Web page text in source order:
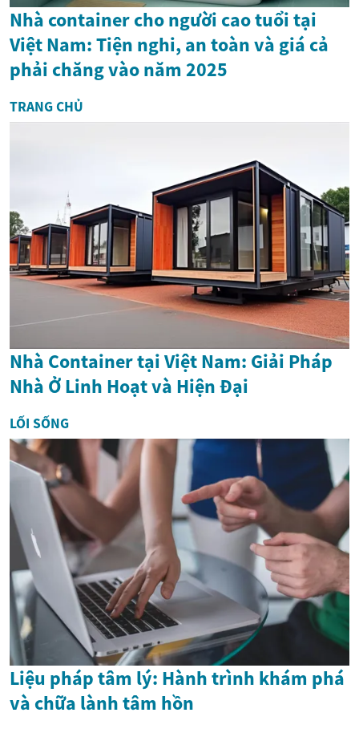
Nhà container cho người cao tuổi tại
Việt Nam: Tiện nghi, an toàn và giá cả
phải chăng vào năm 2025
TRANG CHỦ
Nhà Container tại Việt Nam: Giải Pháp
Nhà Ở Linh Hoạt và Hiện Đại
LỐI SỐNG
Liệu pháp tâm lý: Hành trình khám phá
và chữa lành tâm hồn